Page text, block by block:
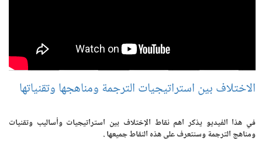
الاختلاف بين استراتيجيات الترجمة ومناهجها وتقنياتها
في هذا الفيديو يذكر اهم نقاط الإختلاف بين استراتيجيات وأساليب وتقنيات
ومناهج الترجمة وسنتعرف على هذه النقاط جميعها .